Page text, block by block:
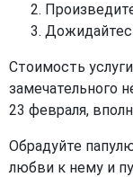
Стоимость
замечательного
23 февраля,
Обрадуйте
любви к нему и